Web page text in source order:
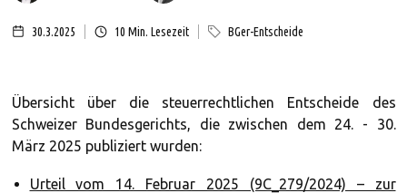
30.3.2025 10 Min. Lesezeit BGer-Entscheide
Übersicht über die steuerrechtlichen Entscheide des
Schweizer Bundesgerichts, die zwischen dem 24. - 30.
März 2025 publiziert wurden:
Urteil vom 14. Februar 2025 (9C_279/2024) – zur